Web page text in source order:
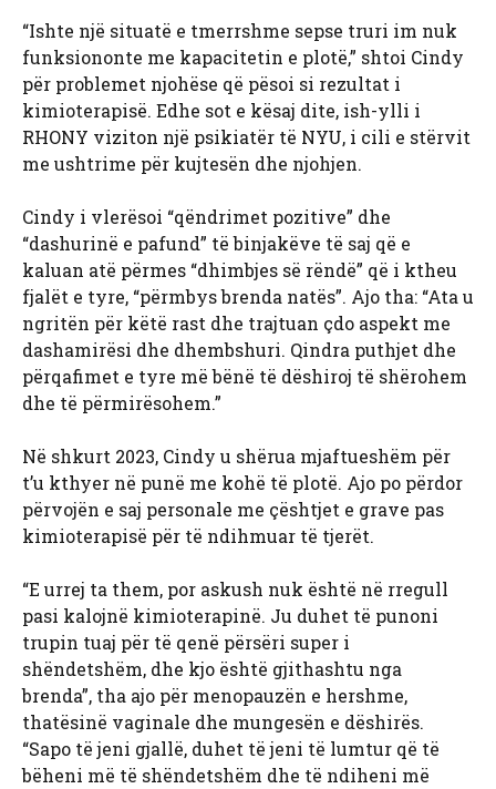
“Ishte një situatë e tmerrshme sepse truri im nuk
funksiononte me kapacitetin e plotë,” shtoi Cindy
për problemet njohëse që pësoi si rezultat i
kimioterapisë. Edhe sot e kësaj dite, ish-ylli i
RHONY viziton një psikiatër të NYU, i cili e stërvit
me ushtrime për kujtesën dhe njohjen.
Cindy i vlerësoi “qëndrimet pozitive” dhe
“dashurinë e pafund” të binjakëve të saj që e
kaluan atë përmes “dhimbjes së rëndë” që i ktheu
fjalët e tyre, “përmbys brenda natës”. Ajo tha: “Ata u
ngritën për këtë rast dhe trajtuan çdo aspekt me
dashamirësi dhe dhembshuri. Qindra puthjet dhe
përqafimet e tyre më bënë të dëshiroj të shërohem
dhe të përmirësohem.”
Në shkurt 2023, Cindy u shërua mjaftueshëm për
t’u kthyer në punë me kohë të plotë. Ajo po përdor
përvojën e saj personale me çështjet e grave pas
kimioterapisë për të ndihmuar të tjerët.
“E urrej ta them, por askush nuk është në rregull
pasi kalojnë kimioterapinë. Ju duhet të punoni
trupin tuaj për të qenë përsëri super i
shëndetshëm, dhe kjo është gjithashtu nga
brenda”, tha ajo për menopauzën e hershme,
thatësinë vaginale dhe mungesën e dëshirës.
“Sapo të jeni gjallë, duhet të jeni të lumtur që të
bëheni më të shëndetshëm dhe të ndiheni më